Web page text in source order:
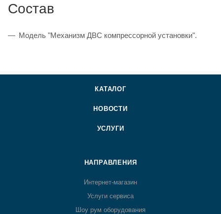
Состав
Модель "Механизм ДВС компрессорной установки".
КАТАЛОГ
НОВОСТИ
УСЛУГИ
НАПРАВЛЕНИЯ
Интернет-магазин
Услуги сервиса
Шоу рум оборудования